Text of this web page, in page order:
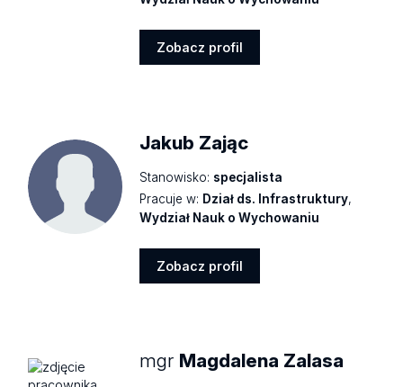
Zobacz profil
Jakub Zając
Stanowisko: specjalista
Pracuje w: Dział ds. Infrastruktury,
Wydział Nauk o Wychowaniu
Zobacz profil
mgr Magdalena Zalasa